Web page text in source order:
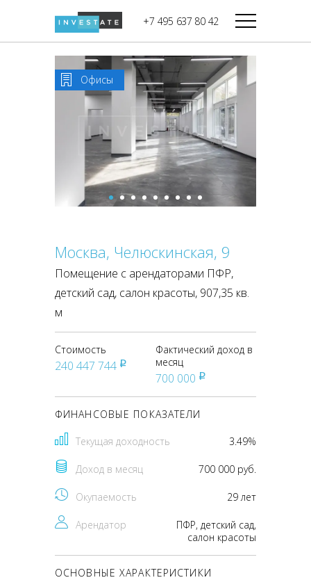
+7 495 637 80 42
Дикси
Верный
Мираторг
Магнолия
В башне
Башня Федерация-II
Запад
Башня Федерация-I
Восток
Город Столиц,
Северный блок
Город Столиц,
Южный блок
Офисы
Москва, Челюскинская, 9
Помещение с арендаторами ПФР,
детский сад, салон красоты, 907,35 кв.
м
Стоимость
240 447 744 pуб
Фактический доход в
месяц
700 000 pуб
ФИНАНСОВЫЕ ПОКАЗАТЕЛИ
Текущая доходность 3.49%
Доход в месяц 700 000 руб.
Окупаемость 29 лет
Арендатор
ПФР, детский сад,
салон красоты
ОСНОВНЫЕ ХАРАКТЕРИСТИКИ